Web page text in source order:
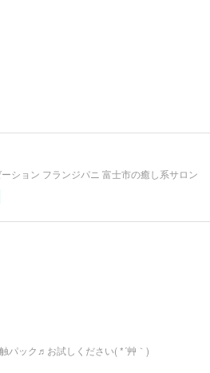
ション フランジパニ 富士市の癒し系サロン
パック♬お試しください( *´艸｀)